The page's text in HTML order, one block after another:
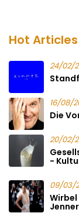
Hot Articles
24/02/
16/08/
Die
20/02/
-
09/03/